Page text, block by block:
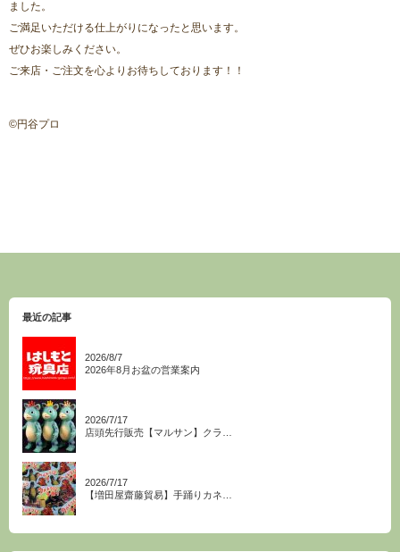
ました。
ご満足いただける仕上がりになったと思います。
ぜひお楽しみください。
ご来店・ご注文を心よりお待ちしております！！
©円谷プロ
最近の記事
2026/8/7
2026年8月お盆の営業案内
2026/7/17
店頭先行販売【マルサン】クラ…
2026/7/17
【増田屋齋藤貿易】手踊りカネ…